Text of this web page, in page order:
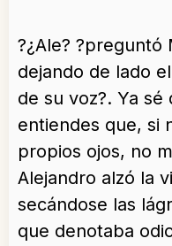
?¿Ale? ?preguntó
dejando de lado
de su voz?. Ya
entiendes que, si
propios ojos, no
Alejandro alzó la
secándose las
que denotaba